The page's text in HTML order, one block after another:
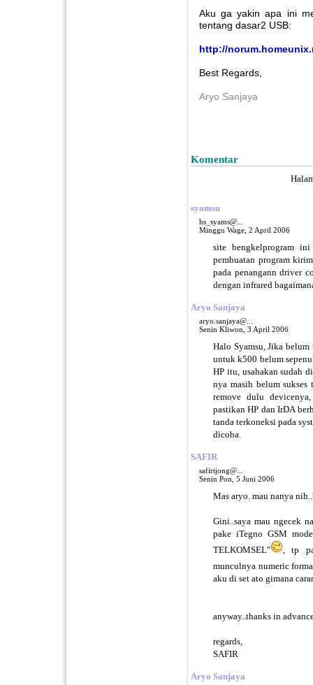
Aku ga yakin apa ini
tentang dasar2 USB:
http://
Best Regards,
Aryo Sanjaya
Komentar
syamsu
hs_syams@...
Minggu Wage, 2 April 2006
site bengkelprogram
pembuatan program
pada penangann driver
dengan infrared
Aryo Sanjaya
aryo.sanjaya@...
Senin Kliwon, 3 April 2006
Halo Syamsu, Jika
untuk k500 belum
HP itu, usahakan sudah
nya masih belum
remove dulu
pastikan HP dan IrDA
tanda terkoneksi pada
dicoba.
SAFIR
safirtjong@...
Senin Pon, 5 Juni 2006
Mas aryo. mau nanya
Gini..saya mau ngecek
pake iTegno GSM
TELKOMSEL"
, tp
munculnya numeric
aku di set ato gimana
anyway..thanks in
regards,
SAFIR
Aryo Sanjaya